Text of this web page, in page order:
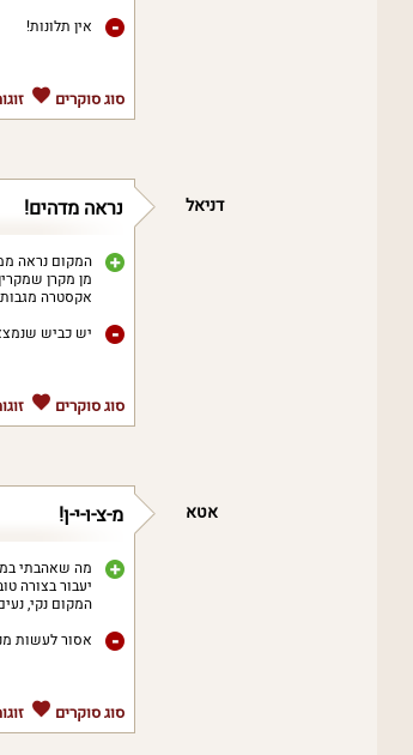
אין תלונות!
סוג סוקרים
נראה מדהים! דניאל
המקום נראה
מן מקרן
אקסטרה
יש כביש
סוג סוקרים
מ-צ-ו-י-ן! אטא
מה שאהבתי
יעבור בצורה
המקום נקי,
אסור לעשות
סוג סוקרים